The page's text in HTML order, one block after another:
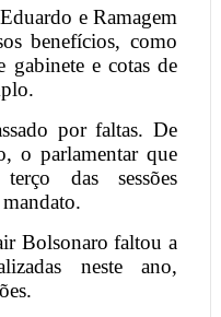
e Ramagem
benefícios, como
e cotas de
por faltas. De
o parlamentar que
das sessões
Bolsonaro faltou a
neste ano,